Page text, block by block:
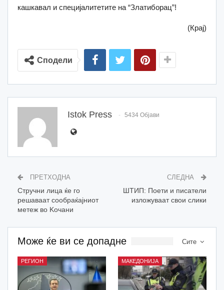
кашкавал и специјалитетите на “Златиборац”!
(Крај)
Сподели
Istok Press 5434 Објави
ПРЕТХОДНА
Стручни лица ќе го
решаваат сообраќајниот
метеж во Koчани
СЛЕДНА
ШТИП: Поети и писатели
изложуваат свои слики
Сите
Може ќе ви се допадне
РЕГИОН МАКЕДОНИЈА